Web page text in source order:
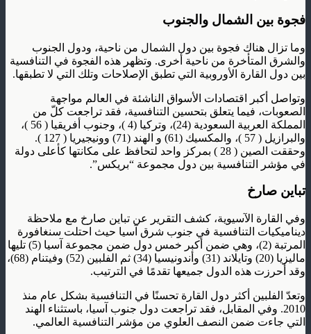
فجوة بين الشمال والجنوب
وما تزال هناك فجوة بين دول الشمال من ناحية، ودول الجنوب
والشرق المتأخرة من ناحية أخرى. وتظهر هذه الفجوة في التنافسية
بين دول القارة الأوروبية التي تطبق الإصلاحات وتلك التي لا تطبقها.
وتواصل أكبر اقتصادات الأسواق الناشئة في العالم مواجهة
الصعوبات، فيما يتعلق بتحسين التنافسية، فقد تراجعت كلّ من
المملكة العربية السعودية (24)، وتركيا (4 )، وجنوب أفريقيا ( 56 )،
والبرازيل ( 57 )، والمكسيك (61) و الهند (71) وونيجيريا ( 127 ).
وحققت الصين ( 28 ) بمركز واحد لتحافظ على مكانتها كأعلى دولة
في مؤشر التنافسية بين دول مجموعة “بريكس”.
تباين صارخ
وفي القارة الآسيوية، كشف التقرير عن تباين صارخ مع ملاحظة
ديناميكيات التنافسية في جنوب شرق آسيا حيث احتلت سنغافورة
المرتبة (2)، وهي ضمن أكبر خمس دول ضمن مجموعة آسيا (5) تليها
ماليزيا (20) وتايلاند (31) وأندونيسيا (34) ثم الفلبين (52) وفيتنام (68)،
وقد أحرزت هذه الدول جميعها تقدمًا في الترتيب.
وتعدّ الفلبين أكثر دول القارة تحسنًا في التنافسية بشكل عام منذ
2010. وفي المقابل، فقد تراجعت دول جنوب آسيا، باستثناء الهند
التي جاءت ضمن النصف العلوي من مؤشر التنافسية العالمي.